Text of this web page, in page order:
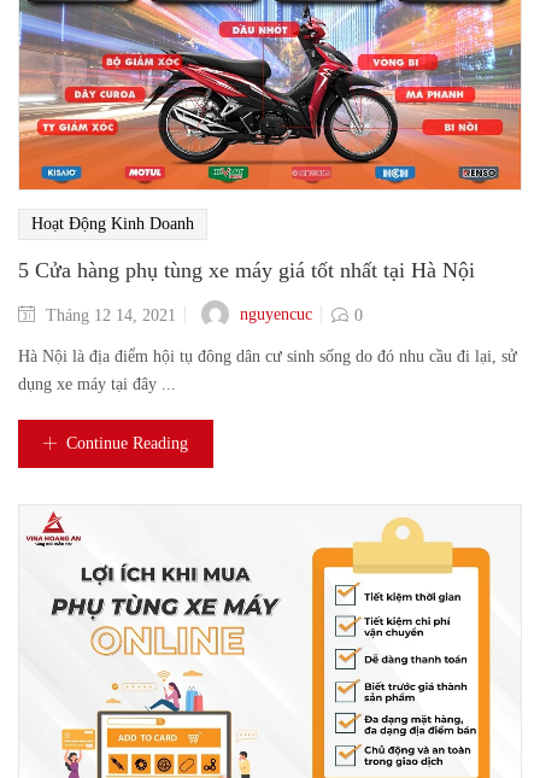
Hoạt Động Kinh Doanh
5 Cửa hàng phụ tùng xe máy giá tốt nhất tại Hà Nội
Tháng 12 14, 2021 nguyencuc 0
Hà Nội là địa điểm hội tụ đông dân cư sinh sống do đó nhu cầu đi lại, sử
dụng xe máy tại đây ...
Continue Reading